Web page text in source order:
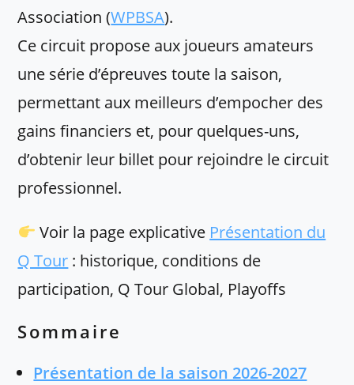
Association (WPBSA).
Ce circuit propose aux joueurs amateurs
une série d’épreuves toute la saison,
permettant aux meilleurs d’empocher des
gains financiers et, pour quelques-uns,
d’obtenir leur billet pour rejoindre le circuit
professionnel.
Voir la page explicative Présentation du
Q Tour : historique, conditions de
participation, Q Tour Global, Playoffs
Sommaire
Présentation de la saison 2026-2027